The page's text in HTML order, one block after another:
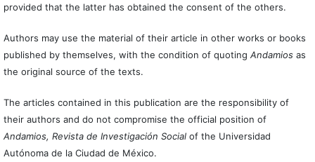
provided that the latter has obtained the consent of the others.
Authors may use the material of their article in other works or books
published by themselves, with the condition of quoting Andamiosas
the original source of the texts.
The articles contained in this publication are the responsibility of
their authors and do not compromise the official position of
Andamios, Revista de Investigación Social of the Universidad
Autónoma de la Ciudad de México.